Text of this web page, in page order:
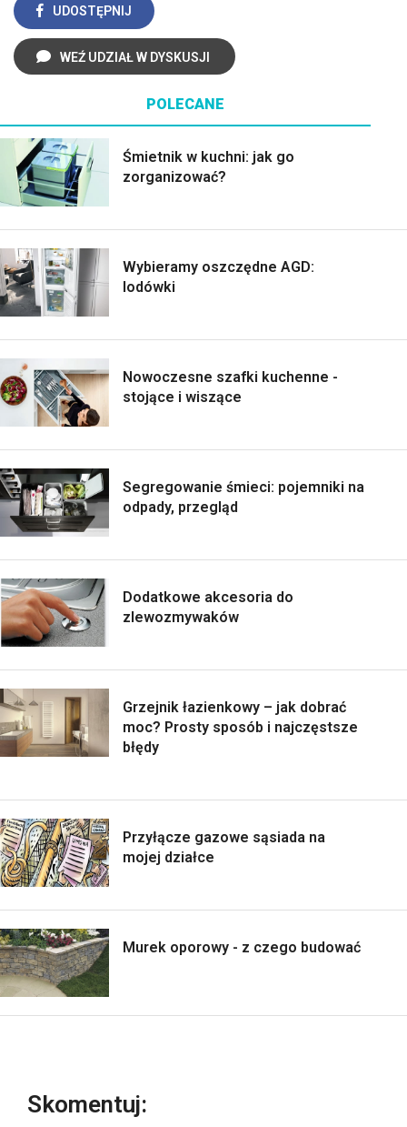
UDOSTĘPNIJ
WEŹ UDZIAŁ W DYSKUSJI
POLECANE
Śmietnik w kuchni: jak go
zorganizować?
Wybieramy oszczędne AGD:
lodówki
Nowoczesne szafki kuchenne -
stojące i wiszące
Segregowanie śmieci: pojemniki na
odpady, przegląd
Dodatkowe akcesoria do
zlewozmywaków
Grzejnik łazienkowy – jak dobrać
moc? Prosty sposób i najczęstsze
błędy
Przyłącze gazowe sąsiada na
mojej działce
Murek oporowy - z czego budować
Skomentuj: